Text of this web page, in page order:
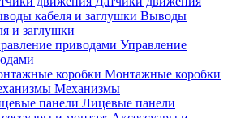
Выводы
и заглушки
Управление
Монтажные коробки
Механизмы
Лицевые панели